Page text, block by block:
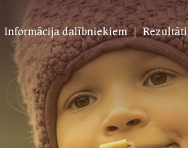
Informācija dalībniekiem Rezultāti